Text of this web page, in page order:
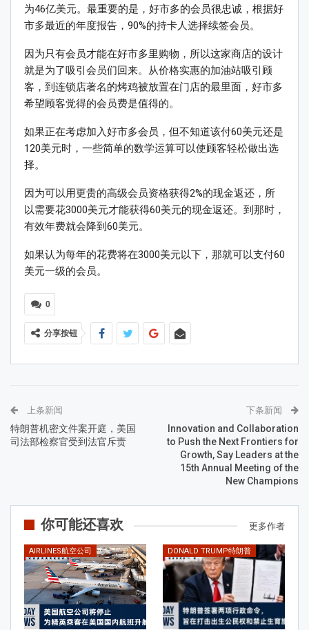
为46亿美元。最重要的是，好市多的会员很忠诚，根据好
市多最近的年度报告，90%的持卡人选择续签会员。
因为只有会员才能在好市多里购物，所以这家商店的设计
就是为了吸引会员们回来。从价格实惠的加油站吸引顾
客，到连锁店著名的烤鸡被放置在门店的最里面，好市多
希望顾客觉得的会员费是值得的。
如果正在考虑加入好市多会员，但不知道该付60美元还是
120美元时，一些简单的数学运算可以使顾客轻松做出选
择。
因为可以用更贵的高级会员资格获得2%的现金返还，所
以需要花3000美元才能获得60美元的现金返还。到那时，
有效年费就会降到60美元。
如果认为每年的花费将在3000美元以下，那就可以支付60
美元一级的会员。
0
分享按钮
上条新闻
特朗普机密文件案开庭，美国
司法部检察官受到法官斥责
下条新闻
Innovation and Collaboration
to Push the Next Frontiers for
Growth, Say Leaders at the
15th Annual Meeting of the
New Champions
你可能还喜欢 更多作者
AIRLINES航空公司 DONALD TRUMP特朗普